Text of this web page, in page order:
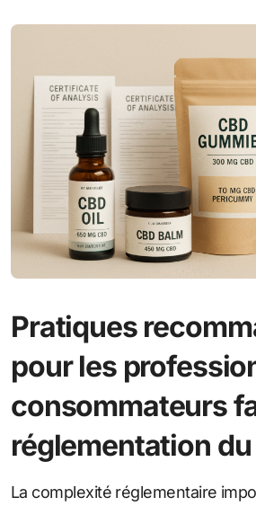
Pratiques
pour les
consommateurs
réglementation
La complexité réglementaire